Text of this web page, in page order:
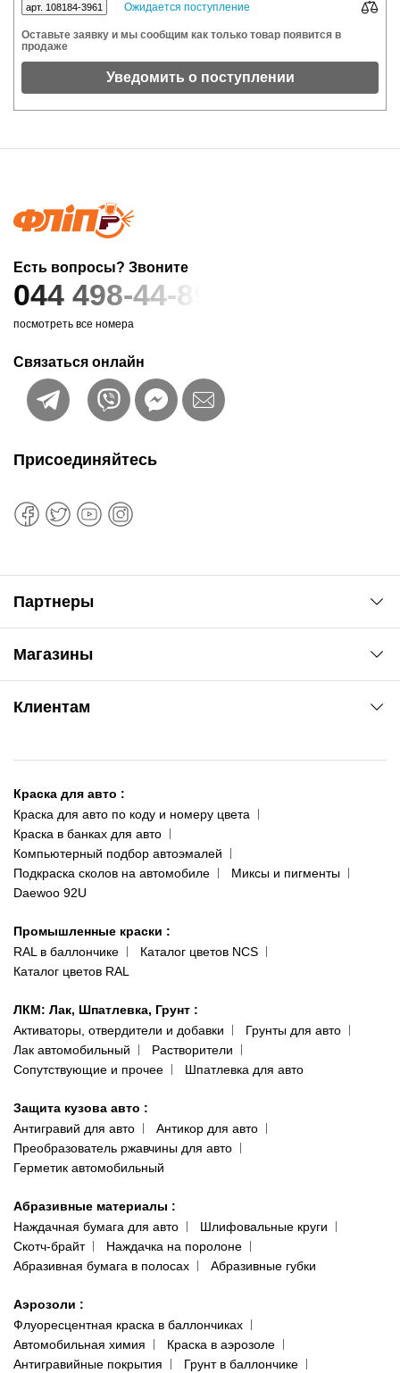
арт. 108184-3961 Ожидается поступление
Оставьте заявку и мы сообщим как только товар появится в
продаже
Уведомить о поступлении
Есть вопросы? Звоните
044 498-44-89
посмотреть все номера
Связаться онлайн
Магазины
ул. Рабочая, 2-а
093 611-39-23
(ориентир: Интайм №40)
Одесса
пр-т Акад. Глушко, 29
066 554-97-70
Клиентам
Доставка и оплата
Сотрудничество
Наши публикации
Публичная оферта
Политика конфиденциальности
Присоединяйтесь
Партнеры
Краска для авто :
Краска для авто по коду и номеру цвета
Краска в банках для авто
Компьютерный подбор автоэмалей
Подкраска сколов на автомобиле
Миксы и пигменты
Daewoo 92U
Промышленные краски :
RAL в баллончике
Каталог цветов NCS
Каталог цветов RAL
ЛКМ: Лак, Шпатлевка, Грунт :
Активаторы, отвердители и добавки
Грунты для авто
Лак автомобильный
Растворители
Сопутствующие и прочее
Шпатлевка для авто
Защита кузова авто :
Антигравий для авто
Антикор для авто
Преобразователь ржавчины для авто
Герметик автомобильный
Абразивные материалы :
Наждачная бумага для авто
Шлифовальные круги
Скотч-брайт
Наждачка на поролоне
Абразивная бумага в полосах
Абразивные губки
Аэрозоли :
Флуоресцентная краска в баллончиках
Автомобильная химия
Краска в аэрозоле
Антигравийные покрытия
Грунт в баллончике